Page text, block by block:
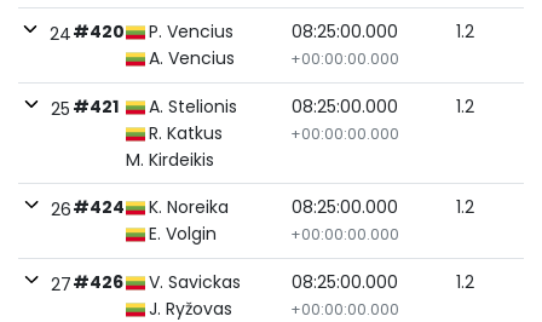
24#420
P. Vencius
A. Vencius
08:25:00.000
+00:00:00.000
1.2
25 #421
A. Stelionis
R. Katkus
M. Kirdeikis
08:25:00.000
+00:00:00.000
1.2
26#424
K. Noreika
E. Volgin
08:25:00.000
+00:00:00.000
1.2
27#426
V. Savickas
J. Ryžovas
08:25:00.000
+00:00:00.000
1.2